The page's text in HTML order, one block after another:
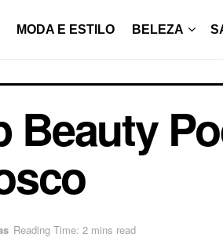
MODA E ESTILO BELEZA
Beauty
Reading Time: 2 mins read